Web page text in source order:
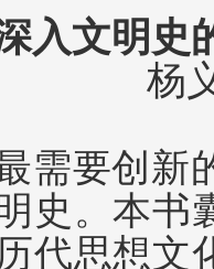
入文明史
杨
需要创新
史。本书
代思想文